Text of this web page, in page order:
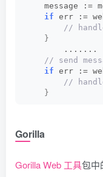
message :=
if err :=
//
}
// send
if err :=
//
}
Gorilla
Gorilla Web 工具包中